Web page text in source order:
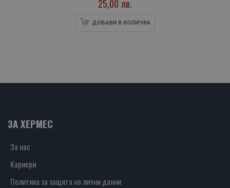
25,00 лв.
ДОБАВИ В КОЛИЧКА
ЗА ХЕРМЕС
За нас
Кариери
Политика за защита на лични данни